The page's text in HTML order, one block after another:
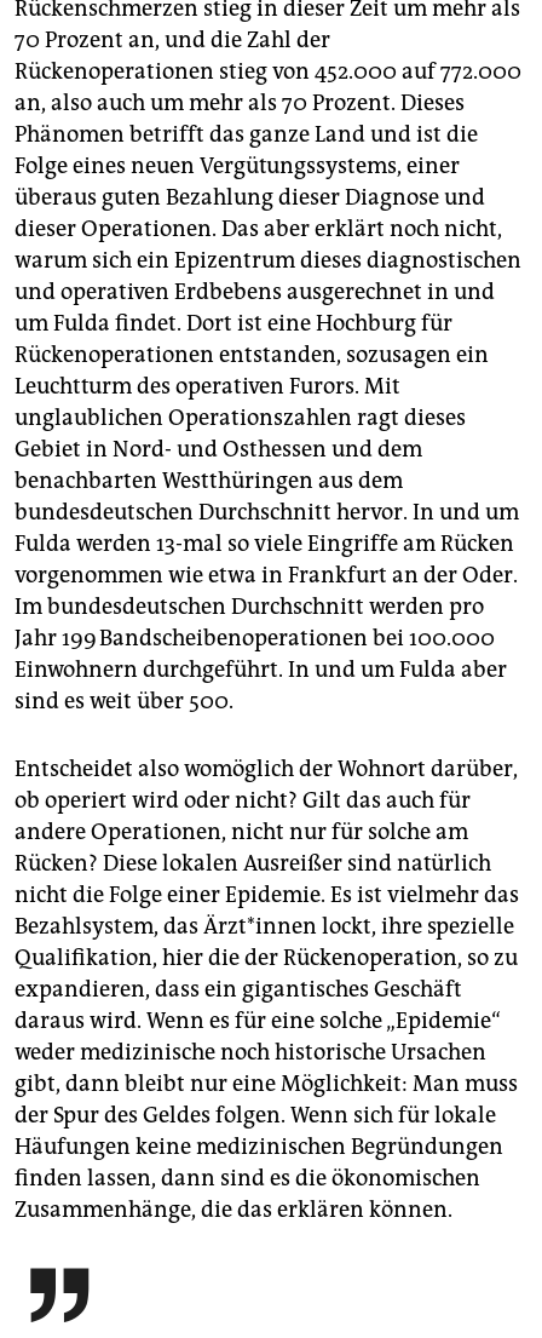
Rückenschmerzen stieg in dieser Zeit um mehr als
70 Prozent an, und die Zahl der
Rückenoperationen stieg von 452.000 auf 772.000
an, also auch um mehr als 70 Prozent. Dieses
Phänomen betrifft das ganze Land und ist die
Folge eines neuen Vergütungssystems, einer
überaus guten Bezahlung dieser Diagnose und
dieser Operationen. Das aber erklärt noch nicht,
warum sich ein Epizentrum dieses diagnostischen
und operativen Erdbebens ausgerechnet in und
um Fulda findet. Dort ist eine Hochburg für
Rückenoperationen entstanden, sozusagen ein
Leuchtturm des operativen Furors. Mit
unglaublichen Operationszahlen ragt dieses
Gebiet in Nord- und Osthessen und dem
benachbarten Westthüringen aus dem
bundesdeutschen Durchschnitt hervor. In und um
Fulda werden 13-mal so viele Eingriffe am Rücken
vorgenommen wie etwa in Frankfurt an der Oder.
Im bundesdeutschen Durchschnitt werden pro
Jahr 199 Bandscheibenoperationen bei 100.000
Einwohnern durchgeführt. In und um Fulda aber
sind es weit über 500.
Entscheidet also womöglich der Wohnort dar­über,
ob operiert wird oder nicht? Gilt das auch für
andere Operationen, nicht nur für solche am
Rücken? Diese lokalen Ausreißer sind natürlich
nicht die Folge einer Epidemie. Es ist vielmehr das
Bezahlsystem, das Ärzt*innen lockt, ihre spezielle
Qualifikation, hier die der Rückenoperation, so zu
expandieren, dass ein gigantisches Geschäft
daraus wird. Wenn es für eine solche „Epidemie“
weder medizinische noch historische Ursachen
gibt, dann bleibt nur eine Möglichkeit: Man muss
der Spur des Geldes folgen. Wenn sich für lokale
Häufungen keine medizinischen Begründungen
finden lassen, dann sind es die ökonomischen
Zusammenhänge, die das erklären können.
